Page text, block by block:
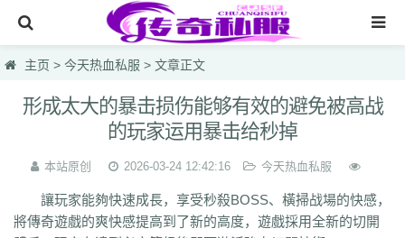
网站首页
传奇私服
今天新开传奇
今天热血私服
每日首区
主页 > 今天热血私服 > 文章正文
形成太大的暴击损伤能够有效的避免被高战
的玩家运用暴击给秒掉
本站原创 2026-03-24 12:42:16 今天热血私服
讓玩家能夠快速成長，享受秒殺BOSS、橫掃战場的快感，
將傳奇遊戲的爽快感提高到了新的高度，遊戲採用全新的切開